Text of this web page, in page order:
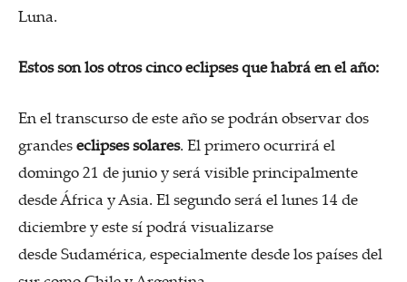
Luna.
Estos son los otros cinco eclipses que habrá en el año:
En el transcurso de este año se podrán observar dos
grandeseclipses solares. El primero ocurrirá el
domingo 21 de junio y será visible principalmente
desde África y Asia. El segundo será el lunes 14 de
diciembre y este sí podrá visualizarse
desde Sudamérica, especialmente desde los países del